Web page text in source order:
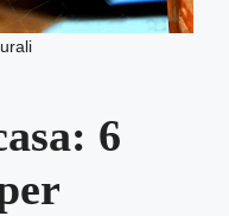
6